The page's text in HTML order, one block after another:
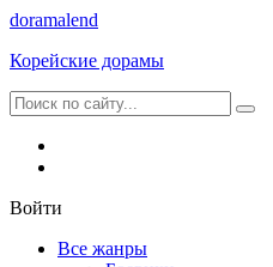
doramalend
Корейские дорамы
Войти
Все жанры